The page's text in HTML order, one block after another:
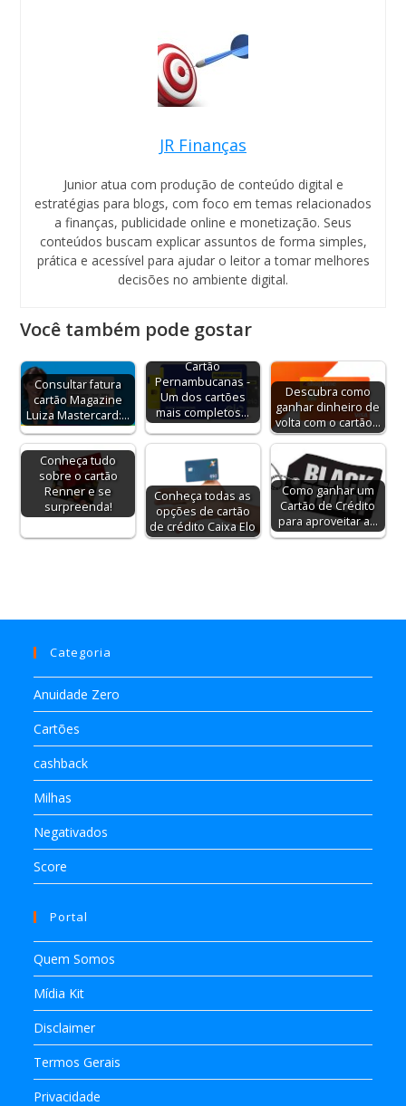
JR Finanças
Junior atua com produção de conteúdo digital e
estratégias para blogs, com foco em temas relacionados
a finanças, publicidade online e monetização. Seus
conteúdos buscam explicar assuntos de forma simples,
prática e acessível para ajudar o leitor a tomar melhores
decisões no ambiente digital.
Você também pode gostar
Consultar fatura
cartão Magazine
Luiza Mastercard:…
Cartão
Pernambucanas -
Um dos cartões
mais completos…
Descubra como
ganhar dinheiro de
volta com o cartão…
Conheça tudo
sobre o cartão
Renner e se
surpreenda!
Conheça todas as
opções de cartão
de crédito Caixa Elo
Como ganhar um
Cartão de Crédito
para aproveitar a…
Categoria
Anuidade Zero
Cartões
cashback
Milhas
Negativados
Score
Portal
Quem Somos
Mídia Kit
Disclaimer
Termos Gerais
Privacidade